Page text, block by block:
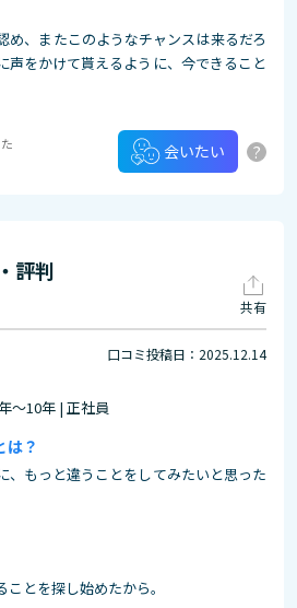
め、またこのようなチャンスは来るだろ
声をかけて貰えるように、今できること
会いたい ?
評判
共有
口コミ投稿日：2025.12.14
～10年 | 正社員
は？
、もっと違うことをしてみたいと思った
とを探し始めたから。